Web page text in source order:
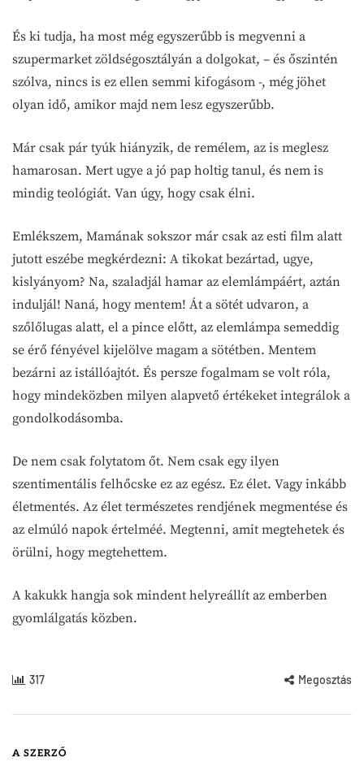
És ki tudja, ha most még egyszerűbb is megvenni a
szupermarket zöldségosztályán a dolgokat, – és őszintén
szólva, nincs is ez ellen semmi kifogásom -, még jöhet
olyan idő, amikor majd nem lesz egyszerűbb.
Már csak pár tyúk hiányzik, de remélem, az is meglesz
hamarosan. Mert ugye a jó pap holtig tanul, és nem is
mindig teológiát. Van úgy, hogy csak élni.
Emlékszem, Mamának sokszor már csak az esti film alatt
jutott eszébe megkérdezni: A tikokat bezártad, ugye,
kislyányom? Na, szaladjál hamar az elemlámpáért, aztán
induljál! Naná, hogy mentem! Át a sötét udvaron, a
szőlőlugas alatt, el a pince előtt, az elemlámpa semeddig
se érő fényével kijelölve magam a sötétben. Mentem
bezárni az istállóajtót. És persze fogalmam se volt róla,
hogy mindeközben milyen alapvető értékeket integrálok a
gondolkodásomba.
De nem csak folytatom őt. Nem csak egy ilyen
szentimentális felhőcske ez az egész. Ez élet. Vagy inkább
életmentés. Az élet természetes rendjének megmentése és
az elmúló napok értelméé. Megtenni, amit megtehetek és
örülni, hogy megtehettem.
A kakukk hangja sok mindent helyreállít az emberben
gyomlálgatás közben.
317 Megosztás
A SZERZŐ